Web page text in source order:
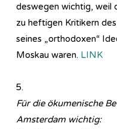
deswegen wichtig, weil
zu heftigen Kritikern
seines „orthodoxen“
Moskau waren. LINK
5.
Für die ökumenische
Amsterdam wichtig: